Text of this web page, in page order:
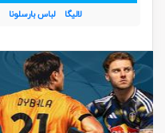
لالیگا لباس بارسلونا